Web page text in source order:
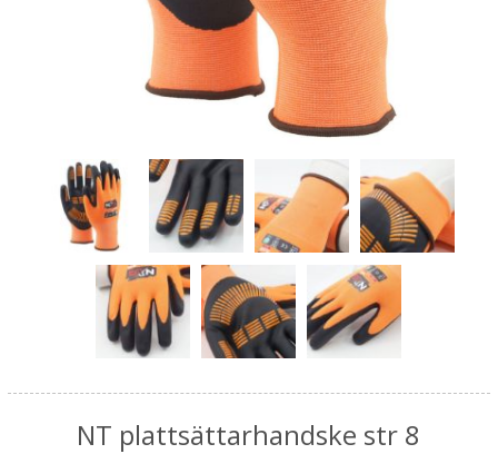
NT plattsättarhandske str 8